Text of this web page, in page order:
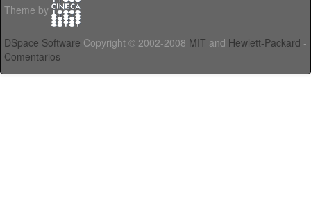
Theme by
DSpace Software Copyright © 2002-2008 MIT and Hewlett-Packard -
Comentarios